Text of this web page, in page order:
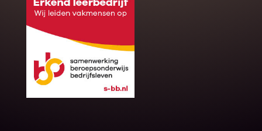
Gratis offerte
op maat?
Binnen 24 uur jouw gratis offerte
10 jaar garantie op de montage